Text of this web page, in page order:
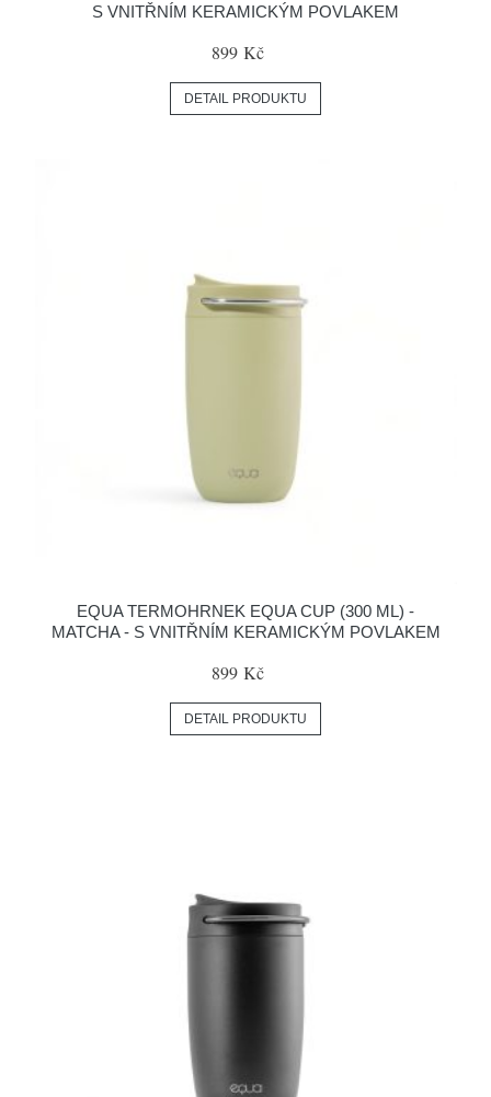
S VNITŘNÍM KERAMICKÝM POVLAKEM
899 Kč
DETAIL PRODUKTU
EQUA TERMOHRNEK EQUA CUP (300 ML) -
MATCHA - S VNITŘNÍM KERAMICKÝM POVLAKEM
899 Kč
DETAIL PRODUKTU